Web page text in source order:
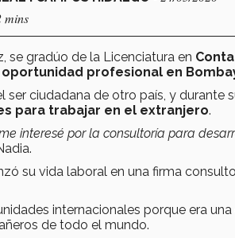
mins
se gradúo de la Licenciatura en
oportunidad profesional en
ser ciudadana de otro país, y durante
para trabajar en el extranjero.
interesé por la consultoría para
su vida laboral en una firma
internacionales porque era
de todo el mundo.